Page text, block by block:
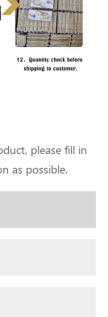
please fill in
as possible.